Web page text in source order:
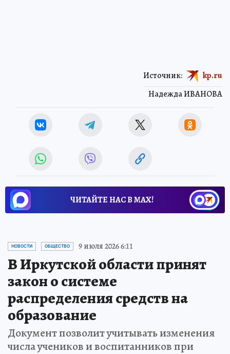
Надежда ИВАНОВА
Источник: kp.ru
ЧИТАЙТЕ НАС В МАХ!
НОВОСТИ ОБЩЕСТВО 9 июля 2026 6:11
В Иркутской области принят
закон о системе
распределения средств на
образование
Документ позволит учитывать изменения
числа учеников и воспитанников при